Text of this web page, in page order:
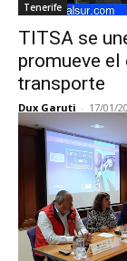
Tenerife
TITSA se
promueve
transporte
Dux Garuti - 17/01/